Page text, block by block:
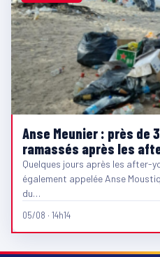
Anse Meunier : près de
ramassés après les
Quelques jours après les after-
également appelée Anse
du…
05/08 · 14h14